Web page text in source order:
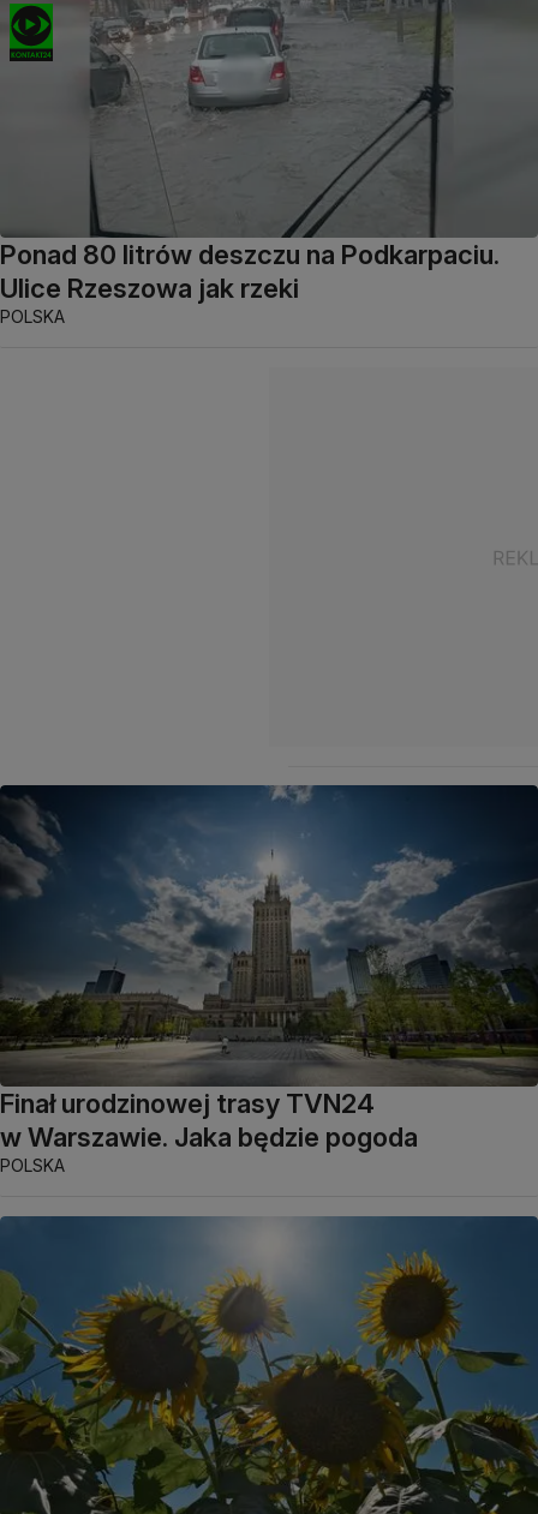
Ponad 80 litrów deszczu na Podkarpaciu.
Ulice Rzeszowa jak rzeki
POLSKA
Finał urodzinowej trasy TVN24
w Warszawie. Jaka będzie pogoda
POLSKA